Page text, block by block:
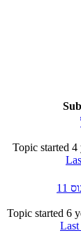
Topic started 4
Topic started 6
Last